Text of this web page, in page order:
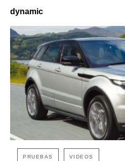
dynamic
PRUEBAS VIDEOS